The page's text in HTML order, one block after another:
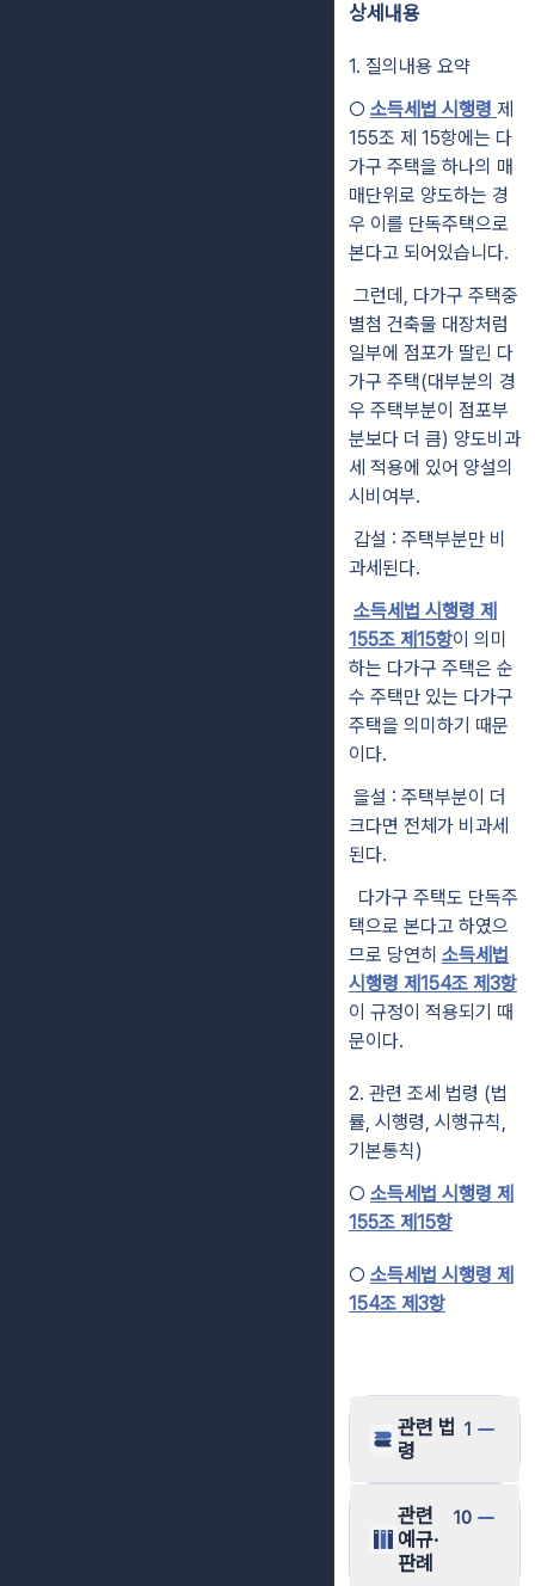
상세내용
1. 질의내용 요약
○ 소득세법 시행령 제
155조 제 15항에는 다
가구 주택을 하나의 매
매단위로 양도하는 경
우 이를 단독주택으로
본다고 되어있습니다.
그런데, 다가구 주택중
별첨 건축물 대장처럼
일부에 점포가 딸린 다
가구 주택(대부분의 경
우 주택부분이 점포부
분보다 더 큼) 양도비과
세 적용에 있어 양설의
시비여부.
갑설 : 주택부분만 비
과세된다.
소득세법 시행령 제
155조 제15항이 의미
하는 다가구 주택은 순
수 주택만 있는 다가구
주택을 의미하기 때문
이다.
을설 : 주택부분이 더
크다면 전체가 비과세
된다.
다가구 주택도 단독주
택으로 본다고 하였으
므로 당연히 소득세법
시행령 제154조 제3항
이 규정이 적용되기 때
문이다.
2. 관련 조세 법령 (법
률, 시행령, 시행규칙,
기본통칙)
○ 소득세법 시행령 제
155조 제15항
○ 소득세법 시행령 제
154조 제3항
관련 법
령
1
관련
예규·
판례
10